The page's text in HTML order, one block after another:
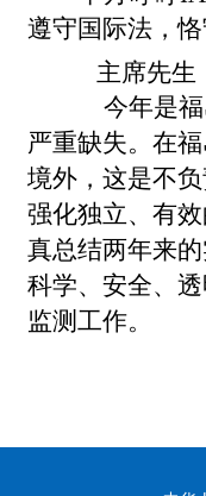
遵守国际法，
主席先生
今年是福岛
严重缺失。在
境外，这是不
强化独立、有
真总结两年来
科学、安全、
监测工作。